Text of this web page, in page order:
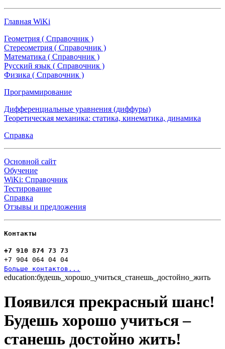
Главная WiKi
Геометрия ( Справочник )
Стереометрия ( Справочник )
Математика ( Справочник )
Русский язык ( Справочник )
Физика ( Справочник )
Программирование
Дифференциальные уравнения (диффуры)
Теоретическая механика: статика, кинематика, динамика
Справка
Основной сайт
Обучение
WiKi: Справочник
Тестирование
Справка
Отзывы и предложения
Контакты
+7 910 874 73 73
+7 904 064 04 04
Больше контактов...
education:будешь_хорошо_учиться_станешь_достойно_жить
Появился прекрасный шанс!
Будешь хорошо учиться –
станешь достойно жить!